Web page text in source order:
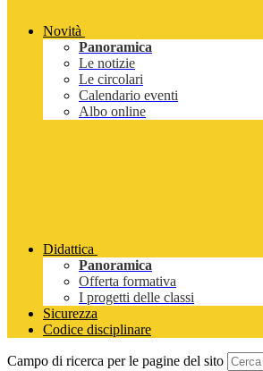
Novità
Panoramica
Le notizie
Le circolari
Calendario eventi
Albo online
Didattica
Panoramica
Offerta formativa
I progetti delle classi
Sicurezza
Codice disciplinare
Campo di ricerca per le pagine del sito